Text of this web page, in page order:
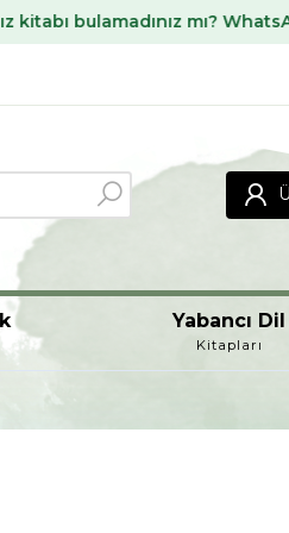
mı? WhatsApp hattımız
Yabancı Dil
Kitapları